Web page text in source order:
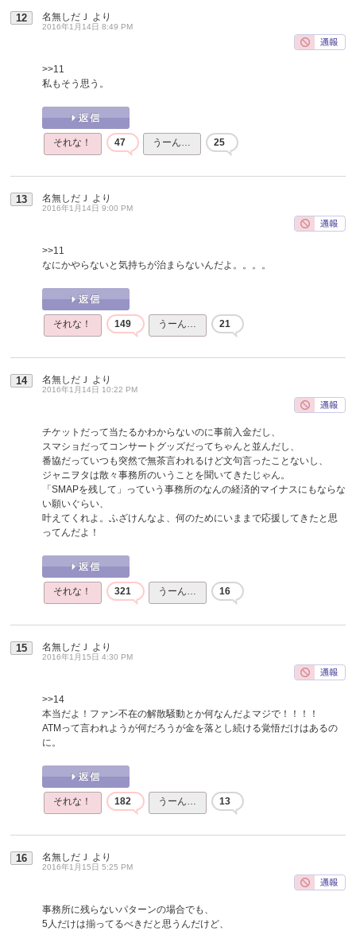
12 名無しだＪ より
2016年1月14日 8:49 PM
>>11
私もそう思う。
それな！ 47 うーん… 25
13 名無しだＪ より
2016年1月14日 9:00 PM
>>11
なにかやらないと気持ちが治まらないんだよ。。。。
それな！ 149 うーん… 21
14 名無しだＪ より
2016年1月14日 10:22 PM
チケットだって当たるかわからないのに事前入金だし、
スマショだってコンサートグッズだってちゃんと並んだし、
番協だっていつも突然で無茶言われるけど文句言ったことないし、
ジャニヲタは散々事務所のいうことを聞いてきたじゃん。
「SMAPを残して」っていう事務所のなんの経済的マイナスにもならな
い願いぐらい、
叶えてくれよ。ふざけんなよ、何のためにいままで応援してきたと思
ってんだよ！
それな！ 321 うーん… 16
15 名無しだＪ より
2016年1月15日 4:30 PM
>>14
本当だよ！ファン不在の解散騒動とか何なんだよマジで！！！！
ATMって言われようが何だろうが金を落とし続ける覚悟だけはあるの
に。
それな！ 182 うーん… 13
16 名無しだＪ より
2016年1月15日 5:25 PM
事務所に残らないパターンの場合でも、
5人だけは揃ってるべきだと思うんだけど、